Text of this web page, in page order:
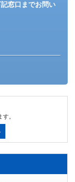
窓口までお問い
。